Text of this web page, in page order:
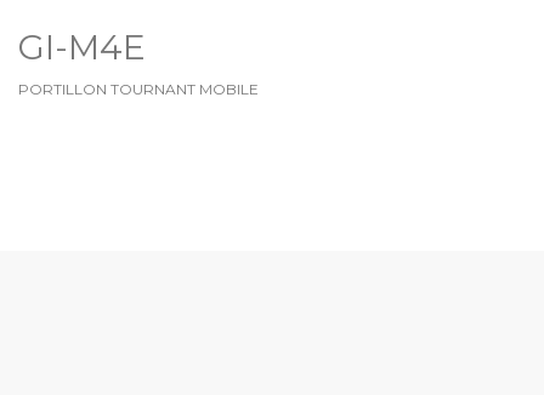
GI-M4E
PORTILLON TOURNANT MOBILE